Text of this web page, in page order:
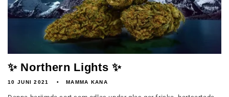
✨ Northern Lights ✨
10 JUNI 2021 MAMMA KANA